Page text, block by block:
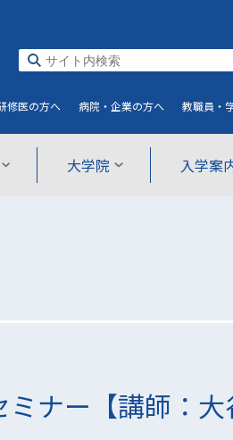
大学院 入学案
修医の方へ 病院・企業の方へ 教職員・
ミナー【講師：